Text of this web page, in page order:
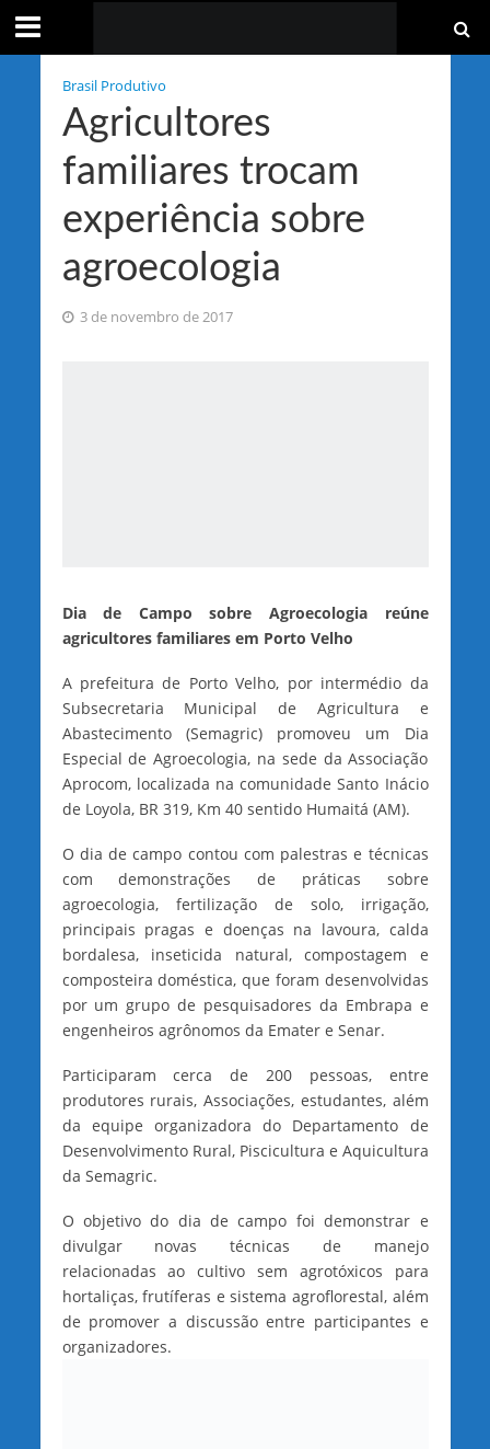
Brasil Produtivo
Agricultores
familiares trocam
experiência sobre
agroecologia
3 de novembro de 2017
Dia de Campo sobre Agroecologia reúne
agricultores familiares em Porto Velho
A prefeitura de Porto Velho, por intermédio da
Subsecretaria Municipal de Agricultura e
Abastecimento (Semagric) promoveu um Dia
Especial de Agroecologia, na sede da Associação
Aprocom, localizada na comunidade Santo Inácio
de Loyola, BR 319, Km 40 sentido Humaitá (AM).
O dia de campo contou com palestras e técnicas
com demonstrações de práticas sobre
agroecologia, fertilização de solo, irrigação,
principais pragas e doenças na lavoura, calda
bordalesa, inseticida natural, compostagem e
composteira doméstica, que foram desenvolvidas
por um grupo de pesquisadores da Embrapa e
engenheiros agrônomos da Emater e Senar.
Participaram cerca de 200 pessoas, entre
produtores rurais, Associações, estudantes, além
da equipe organizadora do Departamento de
Desenvolvimento Rural, Piscicultura e Aquicultura
da Semagric.
O objetivo do dia de campo foi demonstrar e
divulgar novas técnicas de manejo
relacionadas ao cultivo sem agrotóxicos para
hortaliças, frutíferas e sistema agroflorestal, além
de promover a discussão entre participantes e
organizadores.